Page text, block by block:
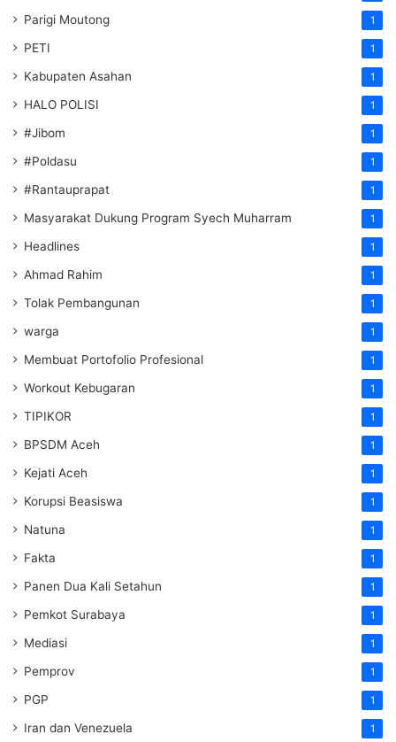
Parigi Moutong 1
PETI 1
Kabupaten Asahan 1
HALO POLISI 1
#Jibom 1
#Poldasu 1
#Rantauprapat 1
Masyarakat Dukung Program Syech Muharram 1
Headlines 1
Ahmad Rahim 1
Tolak Pembangunan 1
warga 1
Membuat Portofolio Profesional 1
Workout Kebugaran 1
TIPIKOR 1
BPSDM Aceh 1
Kejati Aceh 1
Korupsi Beasiswa 1
Natuna 1
Fakta 1
Panen Dua Kali Setahun 1
Pemkot Surabaya 1
Mediasi 1
Pemprov 1
PGP 1
Iran dan Venezuela 1